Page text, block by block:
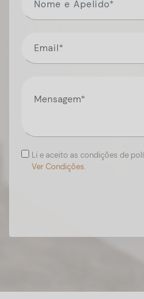
Li e aceito as condições de
Ver Condições.